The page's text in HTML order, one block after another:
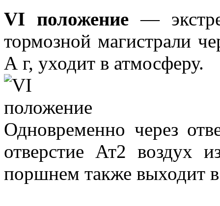
VI положение—
тормозной магистрали
А г, уходит в атмосферу.
Одновременно через
отверстие Ат2 воздух
поршнем также выходит